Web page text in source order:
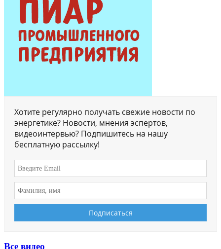
Хотите регулярно получать свежие новости по
энергетике? Новости, мнения эспертов,
видеоинтервью? Подпишитесь на нашу
бесплатную рассылку!
Все видео